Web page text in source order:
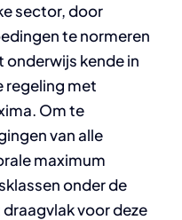
sector, door
te normeren
onderwijs kende in
regeling met
Om te
van alle
maximum
onder de
voor deze